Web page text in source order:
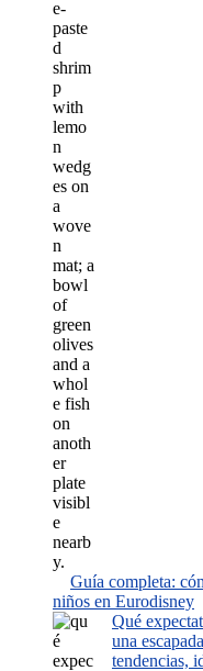
Guía completa:
niños en Eurodisney
Qué
una
tendencias,